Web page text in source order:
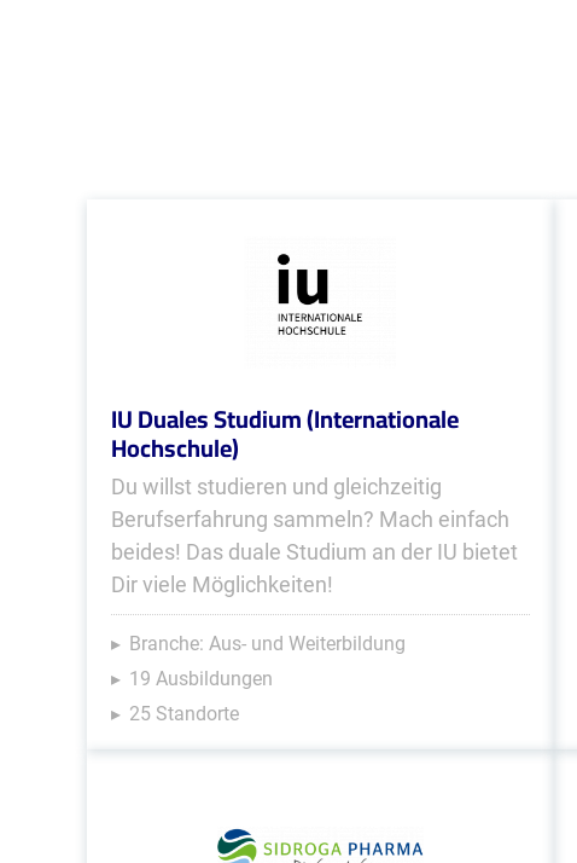
IU Duales Studium (Internationale
Hochschule)
Du willst studieren und gleichzeitig
Berufserfahrung sammeln? Mach einfach
beides! Das duale Studium an der IU bietet
Dir viele Möglichkeiten!
Branche: Aus- und Weiterbildung
19 Ausbildungen
25 Standorte